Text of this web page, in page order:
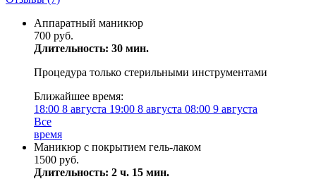
Аппаратный маникюр
700 руб.
Длительность: 30 мин.
Процедура только стерильными инструментами
Ближайшее время:
18:00 8 августа 19:00 8 августа 08:00 9 августа
Все
время
Маникюр с покрытием гель-лаком
1500 руб.
Длительность: 2 ч. 15 мин.